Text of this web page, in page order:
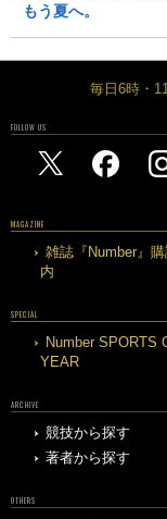
もう夏へ。
毎日6時・
FOLLOW US
MAGAZINE
雑誌『Number』
内
SPECIAL
Number SPORTS
YEAR
ARCHIVE
競技から探す
著者から探す
OTHERS